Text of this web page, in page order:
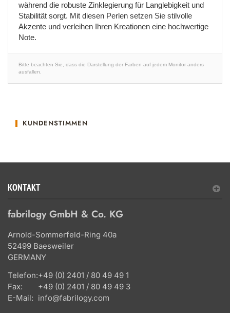
während die robuste Zinklegierung für Langlebigkeit und
Stabilität sorgt. Mit diesen Perlen setzen Sie stilvolle
Akzente und verleihen Ihren Kreationen eine hochwertige
Note.
Bitte beachten Sie, dass die Darstellung der Farben auf jedem Monitor anders
ausfallen.
KUNDENSTIMMEN
KONTAKT
fabrilogy GmbH & Co. KG
Arnold-Sommerfeld-Ring 40a
52499 Baesweiler
GERMANY
Telefon:+49 (0) 2401 / 80 49 49 1
Fax:
+49 (0) 2401 / 80 49 49 3
E-Mail: info@fabrilogy.com